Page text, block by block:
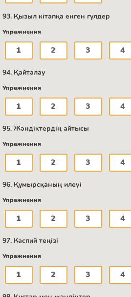
93. Қызыл кітапқа енген гүлдер
Упражнения
1 2 3 4
94. Қайталау
Упражнения
1 2 3 4
95. Жәндіктердің айтысы
Упражнения
1 2 3 4
96. Құмырсқаның илеуі
Упражнения
1 2 3 4
97. Каспий теңізі
Упражнения
1 2 3 4